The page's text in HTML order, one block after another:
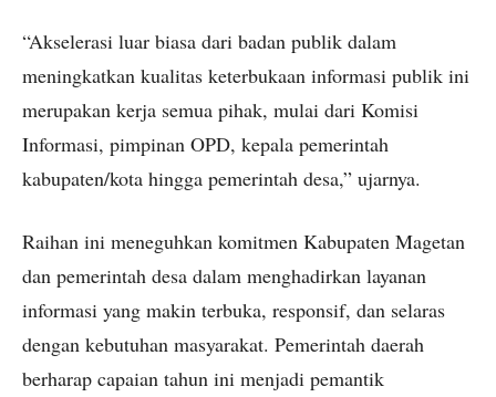
“Akselerasi luar biasa dari badan publik dalam
meningkatkan kualitas keterbukaan informasi publik ini
merupakan kerja semua pihak, mulai dari Komisi
Informasi, pimpinan OPD, kepala pemerintah
kabupaten/kota hingga pemerintah desa,” ujarnya.
Raihan ini meneguhkan komitmen Kabupaten Magetan
dan pemerintah desa dalam menghadirkan layanan
informasi yang makin terbuka, responsif, dan selaras
dengan kebutuhan masyarakat. Pemerintah daerah
berharap capaian tahun ini menjadi pemantik